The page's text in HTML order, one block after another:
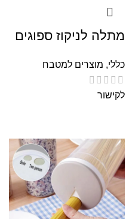
מתלה לניקוז ספוגים
כללי, מוצרים למטבח
לקישור